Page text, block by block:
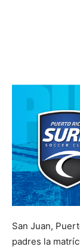
San Juan,
padres la